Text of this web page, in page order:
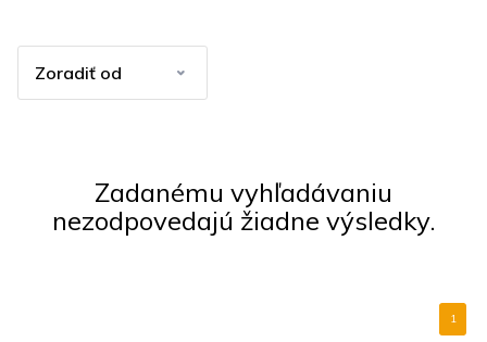
Zadanému vyhľadávaniu
nezodpovedajú žiadne výsledky.
1